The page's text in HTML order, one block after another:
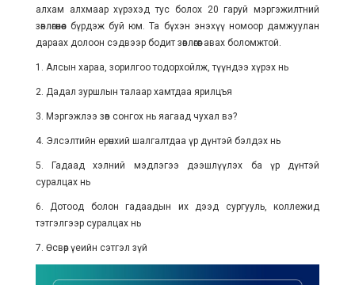
алхам алхмаар хүрэхэд тус болох 20 гаруй мэргэжилтний
зөвлөгөөнөөс бүрдэж буй юм. Та бүхэн энэхүү номоор дамжуулан
дараах долоон сэдвээр бодит зөвлөгөөг авах боломжтой.
1. Алсын хараа, зорилгоо тодорхойлж, түүндээ хүрэх нь
2. Дадал зуршлын талаар хамтдаа ярилцъя
3. Мэргэжлээ зөв сонгох нь яагаад чухал вэ?
4. Элсэлтийн ерөнхий шалгалтдаа үр дүнтэй бэлдэх нь
5. Гадаад хэлний мэдлэгээ дээшлүүлэх ба үр дүнтэй
суралцах нь
6. Дотоод болон гадаадын их дээд сургууль, коллежид
тэтгэлгээр суралцах нь
7. Өсвөр үеийн сэтгэл зүй